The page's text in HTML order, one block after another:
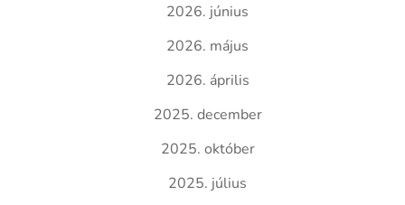
2026. június
2026. május
2026. április
2025. december
2025. október
2025. július